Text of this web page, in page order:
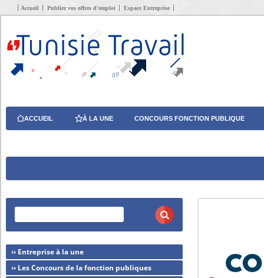
Accueil Publiez vos offres d’emploi Espace Entreprise
ACCUEIL À LA UNE CONCOURS FONCTION PUBLIQUE
›› Entreprise à la une
›› Les Concours de la fonction publiques